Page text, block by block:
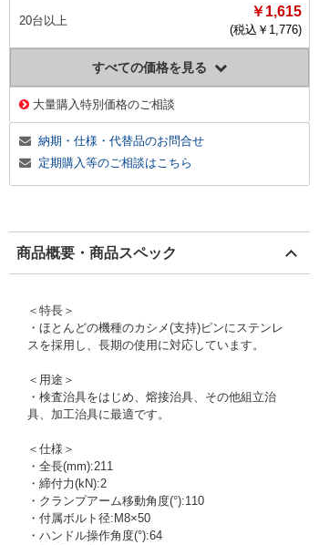
20台以上
￥1,615
(税込￥ 1,776)
すべての価格を見る
大量購入特別価格のご相談
納期・仕様・代替品のお問合せ
定期購入等のご相談はこちら
商品概要・商品スペック
＜特長＞
・ほとんどの機種のカシメ(支持)ピンにステンレ
スを採用し、長期の使用に対応しています。
＜用途＞
・検査治具をはじめ、熔接治具、その他組立治
具、加工治具に最適です。
＜仕様＞
・全長(mm):211
・締付力(kN):2
・クランプアーム移動角度(°):110
・付属ボルト径:M8×50
・ハンドル操作角度(°):64